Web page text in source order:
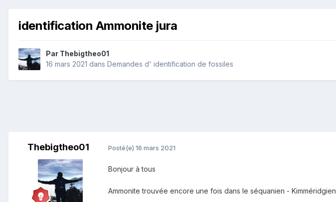
identification Ammonite jura
Par Thebigtheo01
16 mars 2021 dans Demandes d' identification de fossiles
Thebigtheo01 Posté(e) 16 mars 2021
Bonjour à tous
Ammonite trouvée encore une fois dans le séquanien - Kimméridgien